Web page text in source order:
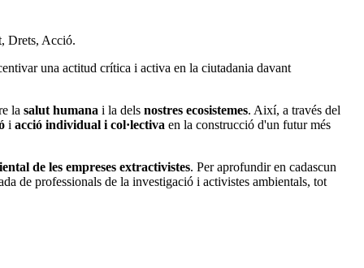
Drets, Acció.
una actitud crítica i activa en la ciutadania davant
la salut humana i la dels nostres ecosistemes. Així, a través del
i acció individual i col·lectiva en la construcció d'un futur més
de les empreses extractivistes. Per aprofundir en cadascun
de professionals de la investigació i activistes ambientals, tot